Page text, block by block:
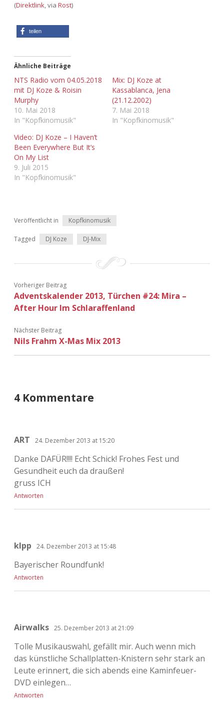
Adventskalender 2024
(Direktlink, via Rost)
teilen
Ähnliche Beiträge
NTS Radio vom 04.05.2018
mit DJ Koze & Roisin
Murphy
10. Mai 2018
In "Kopfkinomusik"
Mix: DJ Koze at
Kassablanca, Jena
(21.12.2002)
7. Mai 2018
In "Kopfkinomusik"
Video: DJ Koze – I Haven’t
Been Everywhere But It’s
On My List
9. Juli 2015
In "Kopfkinomusik"
Veröffentlicht in Kopfkinomusik
Tagged DJ Koze DJ-Mix
Vorheriger Beitrag
Adventskalender 2013, Türchen #24: Mira –
After Hour Im Schlaraffenland
Nächster Beitrag
Nils Frahm X-Mas Mix 2013
4 Kommentare
ART 24. Dezember 2013 at 15:20
Danke DAFÜR!!!! Echt Schick! Frohes Fest und
Gesundheit euch da draußen!
gruss ICH
Antworten
klpp 24. Dezember 2013 at 15:48
Bayerischer Roundfunk!
Antworten
Airwalks 25. Dezember 2013 at 21:09
Tolle Musikauswahl, gefällt mir. Auch wenn mich
das künstliche Schallplatten-Knistern sehr stark an
Leute erinnert, die sich abends eine Kaminfeuer-
DVD einlegen…
Antworten